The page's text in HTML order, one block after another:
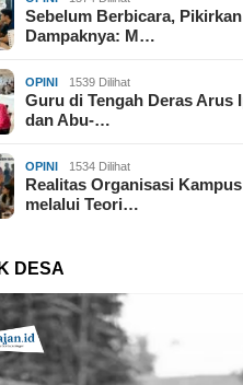
Sebelum Berbicara, Pikirkan
Dampaknya: M…
OPINI 1539 Dilihat
Guru di Tengah Deras Arus
dan Abu-…
OPINI 1534 Dilihat
Realitas Organisasi Kampus
melalui Teori…
DESA